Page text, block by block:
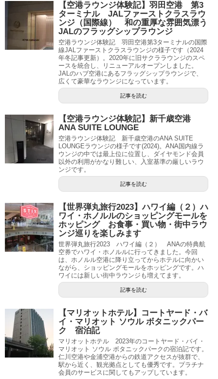
【空港ラウンジ体験記】羽田空港 第3
ターミナル JALファーストクラスラウ
ンジ（国際線） 和の重厚な雰囲気漂う
JALのフラッグシップラウンジ
空港ラウンジ体験記 羽田空港第3ターミナルの国際
線JALファーストクラスラウンジの様子です（2024
年冬記事更新）。2020年に旧サクララウンジのスペ
ースを統合し、リニューアルオープンしました。
JALのハブ空港にあるフラッグシップラウンジで、
広くて豪華なラウンジになっています。
記事を読む
【空港ラウンジ体験記】新千歳空港
ANA SUITE LOUNGE
空港ラウンジ体験記 新千歳空港のANA SUITE
LOUNGEラウンジの様子です(2024)。ANA国内線ラ
ウンジの中では最上位に位置し、ダイヤモンド会員
以外の利用がかなり難しい、入室基準の厳しいラウ
ンジです。
記事を読む
【世界弾丸旅行2023】ハワイ編（２）ハ
ワイ・ホノルルのショッピングモールを
ホッピング お食事・買い物・街中ラウ
ンジ巡りを楽しみます
世界弾丸旅行2023 ハワイ編（２） ANAの特典航
空券でハワイ・ホノルルに行ってきました。今回
は、ホノルル空港に降り立ってからホテルに向かい
ながら、ショッピングモールをホッピングです。ハ
ワイには新しい街中ラウンジも増えてます。
記事を読む
【マリオットホテル】コートヤード・バ
イ・マリオット ソウル ボタニックパー
ク 宿泊記
マリオットホテル 2023年のコートヤード・バイ・
マリオット ソウル ボタニックパークの宿泊記です。
仁川空港や金浦空港からの鉄道アクセスが抜群で、
駅から近く、観光拠点としても優秀です。プラチナ
会員のサービスに関してもアップしています。